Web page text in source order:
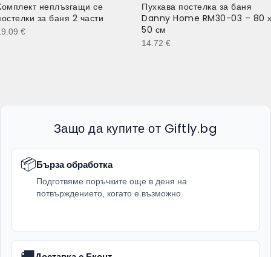
неплъзгащи се
за баня 2 части
€
Пухкава постелка за баня
Danny Home RM30-03 – 80
50 см
14.72 €
Защо да купите от Giftly.bg
📦Бърза обработка
Подготвяме поръчките още в деня на
потвърждението, когато е възможно.